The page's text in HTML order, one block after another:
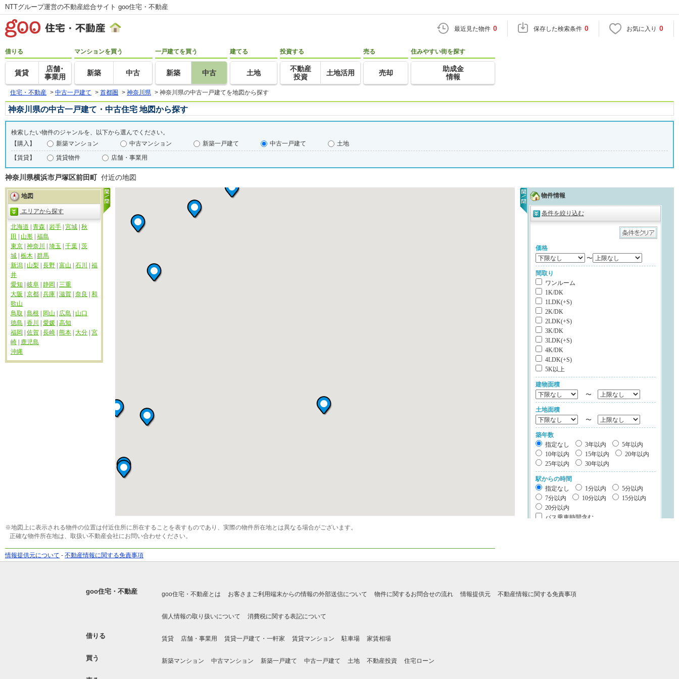
NTTグループ運営の不動産総合サイト goo住宅・不動産
最近見た物件 0 保存した検索条件 0 お気に入り 0
借りる
賃貸
店舗･
事業用
マンションを買う
新築 中古
一戸建てを買う
新築 中古
建てる
土地
投資する
不動産
投資
土地活用
売る
売却
住みやすい街を探す
助成金
情報
住宅・不動産 > 中古一戸建て > 首都圏 > 神奈川県 > 神奈川県の中古一戸建てを地図から探す
神奈川県の中古一戸建て・中古住宅 地図から探す
検索したい物件のジャンルを、以下から選んでください。
【購入】
新築マンション 中古マンション 新築一戸建て 中古一戸建て
土地
【賃貸】
賃貸物件 店舗・事業用
神奈川県横浜市戸塚区前田町付近の地図
地図
エリアから探す
北海道 青森 岩手 宮城 秋
田
山形 福島
東京 神奈川 埼玉 千葉 茨
城 栃木 群馬
新潟
山梨 長野 富山 石川
福
井
愛知
岐阜 静岡
三重
大阪
京都 兵庫 滋賀 奈良
和
歌山
鳥取
島根 岡山 広島
山口
徳島
香川 愛媛 高知
福岡
佐賀 長崎 熊本 大分 宮
崎
鹿児島
沖縄
物件情報
条件を絞り込む
価格
〜
間取り
ワンルーム
1K/DK
1LDK(+S)
2K/DK
2LDK(+S)
3K/DK
3LDK(+S)
4K/DK
4LDK(+S)
5K以上
建物面積
〜
土地面積
〜
築年数
指定なし
3年以内
5年以内
10年以内
15年以内
20年以内
25年以内
30年以内
駅からの時間
指定なし
1分以内
5分以内
7分以内
10分以内
15分以内
20分以内
バス乗車時間含む
木造
平屋
※地図上に表示される物件の位置は付近住所に所在することを表すものであり、実際の物件所在地とは異なる場合がございます。
正確な物件所在地は、取扱い不動産会社にお問い合わせください。
情報提供元について - 不動産情報に関する免責事項
goo住宅・不動産 goo住宅・不動産とは お客さまご利用端末からの情報の外部送信について 物件に関するお問合せの流れ 情報提供元 不動産情報に関する免責事項
個人情報の取り扱いについて 消費税に関する表記について
借りる 賃貸 店舗・事業用 賃貸一戸建て・一軒家 賃貸マンション 駐車場 家賃相場
買う 新築マンション 中古マンション 新築一戸建て 中古一戸建て 土地 不動産投資 住宅ローン